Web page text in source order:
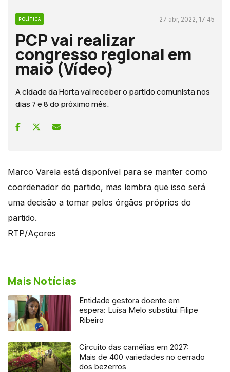
POLÍTICA 27 abr, 2022, 17:45
PCP vai realizar
congresso regional em
maio (Vídeo)
A cidade da Horta vai receber o partido comunista nos
dias 7 e 8 do próximo mês.
Marco Varela está disponível para se manter como
coordenador do partido, mas lembra que isso será
uma decisão a tomar pelos órgãos próprios do
partido.
RTP/Açores
Mais Notícias
Entidade gestora doente em
espera: Luísa Melo substitui Filipe
Ribeiro
Circuito das camélias em 2027:
Mais de 400 variedades no cerrado
dos bezerros